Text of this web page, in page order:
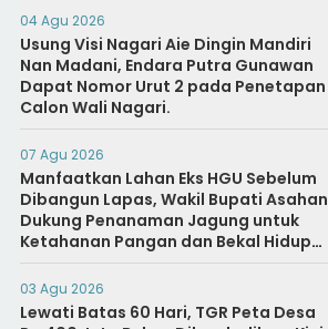
04 Agu 2026
Usung Visi Nagari Aie Dingin Mandiri
Nan Madani, Endara Putra Gunawan
Dapat Nomor Urut 2 pada Penetapan
Calon Wali Nagari.
07 Agu 2026
Manfaatkan Lahan Eks HGU Sebelum
Dibangun Lapas, Wakil Bupati Asahan
Dukung Penanaman Jagung untuk
Ketahanan Pangan dan Bekal Hidup
Warga Binaan
03 Agu 2026
Lewati Batas 60 Hari, TGR Peta Desa